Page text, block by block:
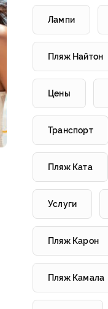
Лампи
Пляж Найтон
Цены
Транспорт
Пляж Ката
Услуги
Пляж Карон
Пляж Камала